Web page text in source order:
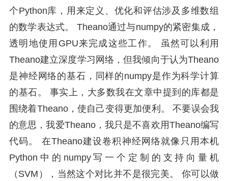
个Python库，用来定义、优化和评估涉及多维数组
的数学表达式。 Theano通过与numpy的紧密集成，
透明地使用GPU来完成这些工作。 虽然可以利用
Theano建立深度学习网络，但我倾向于认为Theano
是神经网络的基石，同样的numpy是作为科学计算
的基石。 事实上，大多数我在文章中提到的库都是
围绕着Theano，使自己变得更加便利。 不要误会我
的意思，我爱Theano，我只是不喜欢用Theano编写
代码。 在Theano建设卷积神经网络就像只用本机
Python中的numpy写一个定制的支持向量机
（SVM），当然这个对比并不是很完美。 你可以做